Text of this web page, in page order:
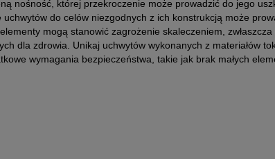
nośność, której przekroczenie może prowadzić do jego
do celów niezgodnych z ich konstrukcją może
mogą stanowić zagrożenie skaleczeniem, zwłaszcza
dla zdrowia. Unikaj uchwytów wykonanych z materiałów
wymagania bezpieczeństwa, takie jak brak małych